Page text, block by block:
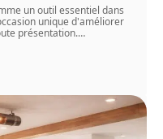
un outil essentiel dans
unique d'améliorer
présentation.…